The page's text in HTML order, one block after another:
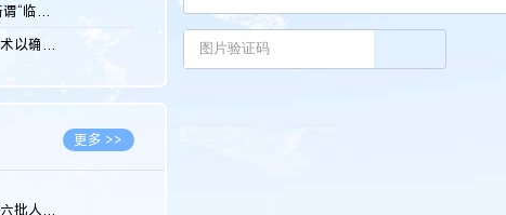
直播带货诋毁同行 所谓“临场发挥”不免责
借助软件复现现有技术以确认相关参数特征是否被公开
更多 >>
最高人民法院发布第六批人民法院种业知识产权司法保护典型案例 含...